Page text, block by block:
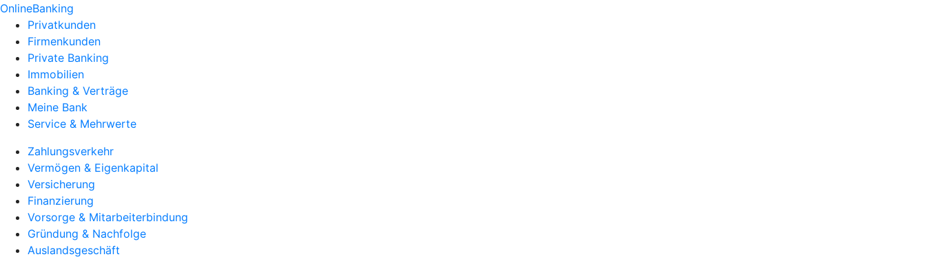
OnlineBanking
Privatkunden
Firmenkunden
Private Banking
Immobilien
Banking & Verträge
Meine Bank
Service & Mehrwerte
Zahlungsverkehr
Vermögen & Eigenkapital
Versicherung
Finanzierung
Vorsorge & Mitarbeiterbindung
Gründung & Nachfolge
Auslandsgeschäft